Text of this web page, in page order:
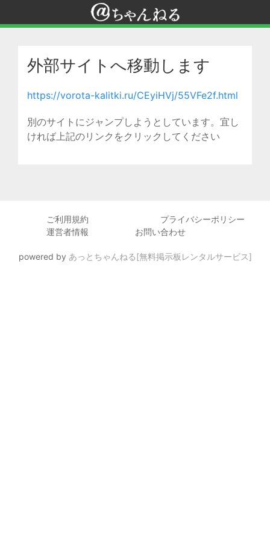
外部サイトへ移動します
https://vorota-kalitki.ru/CEyiHVj/55VFe2f.html
別のサイトにジャンプしようとしています。宜し
ければ上記のリンクをクリックしてください
ご利用規約
プライバシーポリシー
運営者情報
お問い合わせ
powered by あっとちゃんねる[無料掲示板レンタルサービス]